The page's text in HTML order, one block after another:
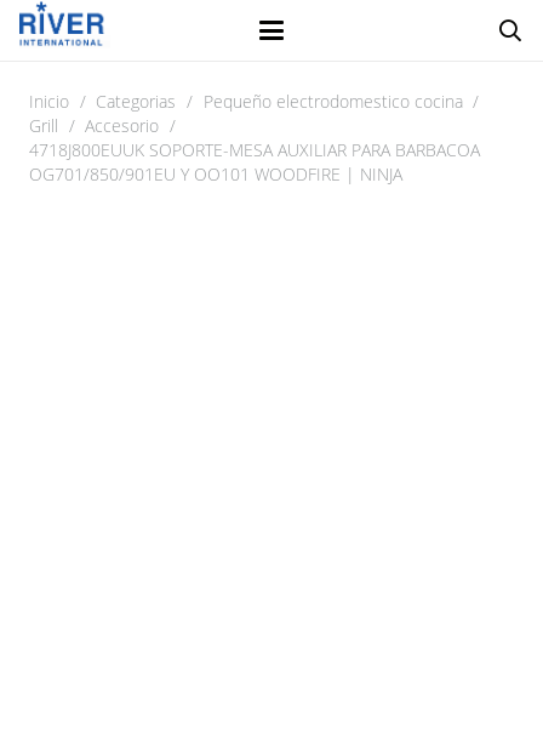
Inicio / Categorias / Pequeño electrodomestico cocina /
Grill / Accesorio /
4718J800EUUK SOPORTE-MESA AUXILIAR PARA BARBACOA
OG701/850/901EU Y OO101 WOODFIRE | NINJA